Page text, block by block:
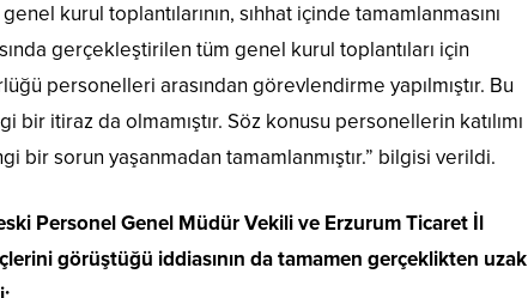
kurul toplantılarının, sıhhat içinde tamamlanmasını
gerçekleştirilen tüm genel kurul toplantıları için
personelleri arasından görevlendirme yapılmıştır. Bu
itiraz da olmamıştır. Söz konusu personellerin katılımı
bir sorun yaşanmadan tamamlanmıştır.” bilgisi verildi.
Personel Genel Müdür Vekili ve Erzurum Ticaret İl
görüştüğü iddiasının da tamamen gerçeklikten uzak